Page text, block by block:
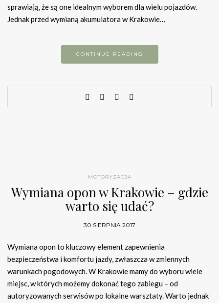
sprawiają, że są one idealnym wyborem dla wielu pojazdów.
Jednak przed wymianą akumulatora w Krakowie…
CONTINUE READING
MOTORYZACJA
Wymiana opon w Krakowie – gdzie
warto się udać?
30 SIERPNIA 2017
Wymiana opon to kluczowy element zapewnienia
bezpieczeństwa i komfortu jazdy, zwłaszcza w zmiennych
warunkach pogodowych. W Krakowie mamy do wyboru wiele
miejsc, w których możemy dokonać tego zabiegu – od
autoryzowanych serwisów po lokalne warsztaty. Warto jednak